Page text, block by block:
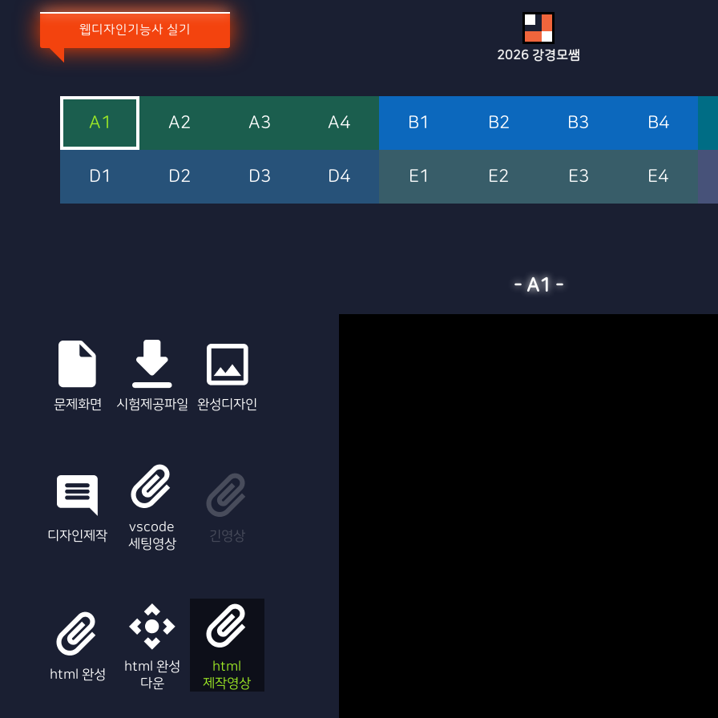
웹디자인기능사 실기
2026 강경모쌤
A1 A2 A3 A4 B1 B2 B3 B4
D1 D2 D3 D4 E1 E2 E3 E4
-A1 -
문제화면 시험제공파일 완성디자인
디자인제작
vscode
세팅영상
긴영상
html 완성
html 완성
다운
html
제작영상